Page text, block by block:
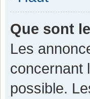
Que sont
Les
concernant
possible.